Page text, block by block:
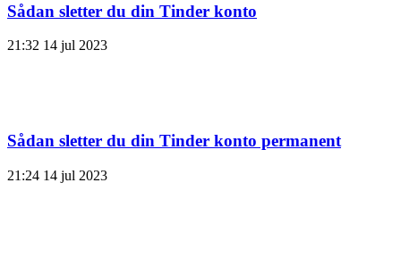
Sådan sletter du din Tinder konto
21:32 14 jul 2023
Sådan sletter du din Tinder konto permanent
21:24 14 jul 2023